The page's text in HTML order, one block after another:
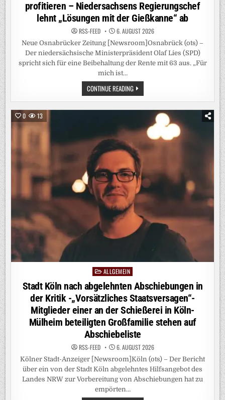
profitieren – Niedersachsens Regierungschef
lehnt „Lösungen mit der Gießkanne“ ab
RSS-FEED 6. AUGUST 2026
Neue Osnabrücker Zeitung [Newsroom]Osnabrück (ots) –
Der niedersächsische Ministerpräsident Olaf Lies (SPD)
spricht sich für eine Beibehaltung der Rente mit 63 aus. „Für
mich ist…
CONTINUE READINGMINISTERPRÄSIDENT
OLAF
LIES
BEIBEHALTUNG
RENTE
MIT
/
WER
45
JAHRE
EINGEZAHLT
HAT,
SOLL
PROFITIEREN
–
NIEDERSACHSENS
REGIERUNGSCHEF
LEHNT
„LÖSUNGEN
MIT
0 13
PostedALLGEMEIN
Stadt Köln nach abgelehnten Abschiebungen in
der Kritik -„Vorsätzliches Staatsversagen“-
Mitglieder einer an der Schießerei in Köln-
Mülheim beteiligten Großfamilie stehen auf
Abschiebeliste
RSS-FEED 6. AUGUST 2026
Kölner Stadt-Anzeiger [Newsroom]Köln (ots) – Der Bericht
über ein von der Stadt Köln abgelehntes Hilfsangebot des
Landes NRW zur Vorbereitung von Abschiebungen hat zu
empörten…